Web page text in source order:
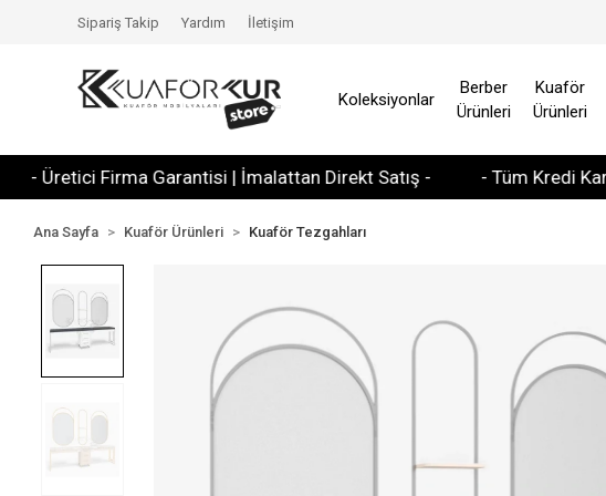
Firma Garantisi | İmalattan Direkt Satış - - Tüm Kredi
Sipariş Takip Yardım İletişim
Koleksiyonlar
Berber
Ürünleri
Kuaför
Ürünleri
Ana Sayfa Kuaför Ürünleri Kuaför Tezgahları